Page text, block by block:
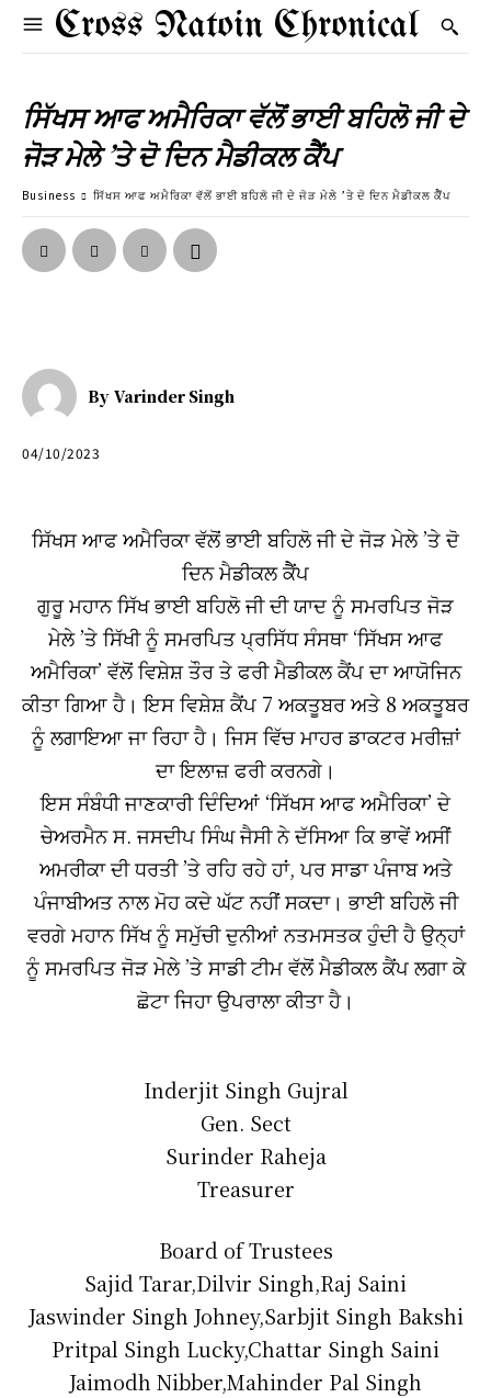
Cross Natoin Chronical
ਸਿੱਖਸ ਆਫ ਅਮੈਰਿਕਾ ਵੱਲੋਂ ਭਾਈ ਬਹਿਲੋ ਜੀ ਦੇ
ਜੋੜ ਮੇਲੇ ’ਤੇ ਦੋ ਦਿਨ ਮੈਡੀਕਲ ਕੈੈਂਪ
Business ਸਿੱਖਸ ਆਫ ਅਮੈਰਿਕਾ ਵੱਲੋਂ ਭਾਈ ਬਹਿਲੋ ਜੀ ਦੇ ਜੋੜ ਮੇਲੇ ’ਤੇ ਦੋ ਦਿਨ ਮੈਡੀਕਲ ਕੈੈਂਪ
By Varinder Singh
04/10/2023
ਸਿੱਖਸ ਆਫ ਅਮੈਰਿਕਾ ਵੱਲੋਂ ਭਾਈ ਬਹਿਲੋ ਜੀ ਦੇ ਜੋੜ ਮੇਲੇ ’ਤੇ ਦੋ
ਦਿਨ ਮੈਡੀਕਲ ਕੈੈਂਪ
ਗੁਰੂ ਮਹਾਨ ਸਿੱਖ ਭਾਈ ਬਹਿਲੋ ਜੀ ਦੀ ਯਾਦ ਨੂੰ ਸਮਰਪਿਤ ਜੋੜ
ਮੇਲੇ ’ਤੇ ਸਿੱਖੀ ਨੂੰ ਸਮਰਪਿਤ ਪ੍ਰਸਿੱਧ ਸੰਸਥਾ ‘ਸਿੱਖਸ ਆਫ
ਅਮੈਰਿਕਾ’ ਵੱਲੋਂ ਵਿਸ਼ੇਸ਼ ਤੌਰ ਤੇ ਫਰੀ ਮੈਡੀਕਲ ਕੈਂਪ ਦਾ ਆਯੋਜਿਨ
ਕੀਤਾ ਗਿਆ ਹੈ। ਇਸ ਵਿਸ਼ੇਸ਼ ਕੈਂਪ 7 ਅਕਤੂਬਰ ਅਤੇ 8 ਅਕਤੂਬਰ
ਨੂੰ ਲਗਾਇਆ ਜਾ ਰਿਹਾ ਹੈ। ਜਿਸ ਵਿੱਚ ਮਾਹਰ ਡਾਕਟਰ ਮਰੀਜ਼ਾਂ
ਦਾ ਇਲਾਜ਼ ਫਰੀ ਕਰਨਗੇ।
ਇਸ ਸੰਬੰਧੀ ਜਾਣਕਾਰੀ ਦਿੰਦਿਆਂ ‘ਸਿੱਖਸ ਆਫ ਅਮੈਰਿਕਾ’ ਦੇ
ਚੇਅਰਮੈਨ ਸ. ਜਸਦੀਪ ਸਿੰਘ ਜੈਸੀ ਨੇ ਦੱਸਿਆ ਕਿ ਭਾਵੇਂ ਅਸੀਂ
ਅਮਰੀਕਾ ਦੀ ਧਰਤੀ ’ਤੇ ਰਹਿ ਰਹੇ ਹਾਂ, ਪਰ ਸਾਡਾ ਪੰਜਾਬ ਅਤੇ
ਪੰਜਾਬੀਅਤ ਨਾਲ ਮੋਹ ਕਦੇ ਘੱਟ ਨਹੀਂ ਸਕਦਾ। ਭਾਈ ਬਹਿਲੋ ਜੀ
ਵਰਗੇ ਮਹਾਨ ਸਿੱਖ ਨੂੰ ਸਮੁੱਚੀ ਦੁਨੀਆਂ ਨਤਮਸਤਕ ਹੁੰਦੀ ਹੈ ਉਨ੍ਹਾਂ
ਨੂੰ ਸਮਰਪਿਤ ਜੋੜ ਮੇਲੇ ’ਤੇ ਸਾਡੀ ਟੀਮ ਵੱਲੋਂ ਮੈਡੀਕਲ ਕੈਂਪ ਲਗਾ ਕੇ
ਛੋਟਾ ਜਿਹਾ ਉਪਰਾਲਾ ਕੀਤਾ ਹੈ।
Inderjit Singh Gujral
Gen. Sect
Surinder Raheja
Treasurer
Board of Trustees
Sajid Tarar,Dilvir Singh,Raj Saini
Jaswinder Singh Johney,Sarbjit Singh Bakshi
Pritpal Singh Lucky,Chattar Singh Saini
Jaimodh Nibber,Mahinder Pal Singh